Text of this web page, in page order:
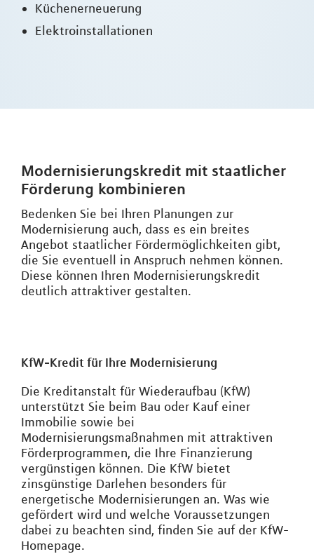
Küchenerneuerung
Elektroinstallationen
Modernisierungskredit mit staatlicher
Förderung kombinieren
Bedenken Sie bei Ihren Planungen zur
Modernisierung auch, dass es ein breites
Angebot staatlicher Fördermöglichkeiten gibt,
die Sie eventuell in Anspruch nehmen können.
Diese können Ihren Modernisierungskredit
deutlich attraktiver gestalten.
KfW-Kredit für Ihre Modernisierung
Die Kreditanstalt für Wiederaufbau (KfW)
unterstützt Sie beim Bau oder Kauf einer
Immobilie sowie bei
Modernisierungsmaßnahmen mit attraktiven
Förderprogrammen, die Ihre Finanzierung
vergünstigen können. Die KfW bietet
zinsgünstige Darlehen besonders für
energetische Modernisierungen an. Was wie
gefördert wird und welche Voraussetzungen
dabei zu beachten sind, finden Sie auf der KfW-
Homepage.